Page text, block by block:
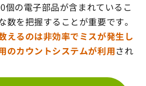
個の電子部品が含まれているこ
数を把握することが重要です。
えるのは非効率でミスが発生し
のカウントシステムが利用され